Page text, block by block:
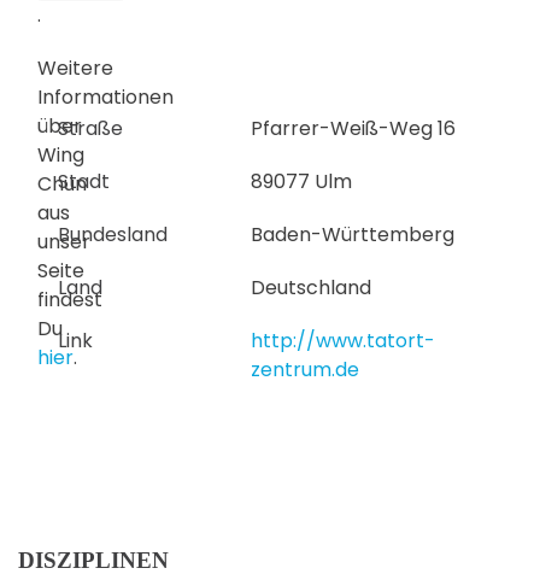
.
Weitere
Informationen
über
Wing
Chun
aus
unser
Seite
findest
Du
hier.
Straße
Pfarrer-Weiß-Weg 16
Stadt
89077 Ulm
Bundesland
Baden-Württemberg
Land
Deutschland
Link
http://www.tatort-
zentrum.de
DISZIPLINEN